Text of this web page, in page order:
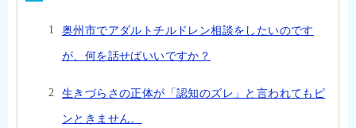
奥州市でアダルトチルドレン相談をしたいのです
が、何を話せばいいですか？
生きづらさの正体が「認知のズレ」と言われてもピ
ンときません。